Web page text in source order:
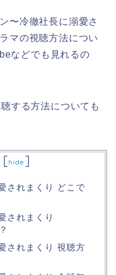
〜冷徹社長に溺愛さ
マの視聴方法につい
などでも見れるの
する方法についても
[hide ]
されまくり どこで
されまくり
されまくり 視聴方